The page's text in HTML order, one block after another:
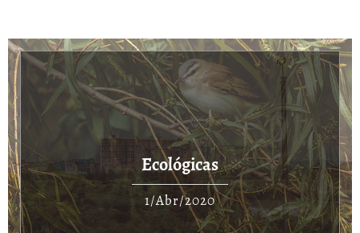
Ecológicas
1/Abr/2020